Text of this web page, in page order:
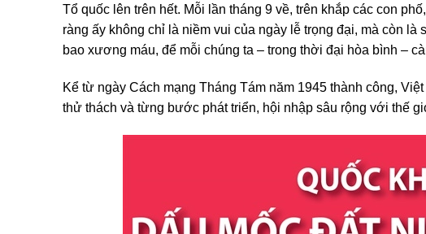
Tổ quốc lên trên hết. Mỗi lần tháng 9 về, trên khắp các con
ràng ấy không chỉ là niềm vui của ngày lễ trọng đại, mà còn
bao xương máu, để mỗi chúng ta – trong thời đại hòa bình –
Kể từ ngày Cách mạng Tháng Tám năm 1945 thành công,
thử thách và từng bước phát triển, hội nhập sâu rộng với thế